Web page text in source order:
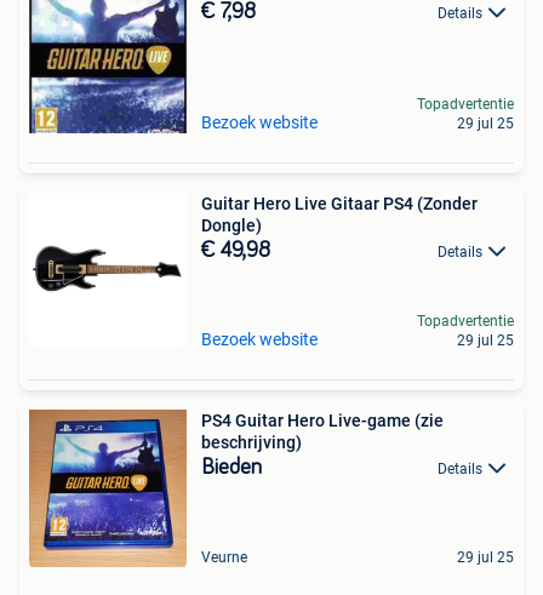
€ 7,98 Details
Bezoek website
Topadvertentie
29 jul 25
Guitar Hero Live Gitaar PS4 (Zonder
Dongle)
€ 49,98 Details
Bezoek website
Topadvertentie
29 jul 25
PS4 Guitar Hero Live-game (zie
beschrijving)
Bieden Details
Veurne 29 jul 25